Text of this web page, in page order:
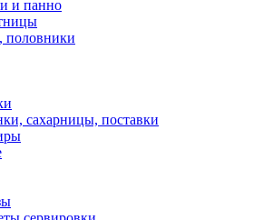
и панно
половники
сахарницы, поставки